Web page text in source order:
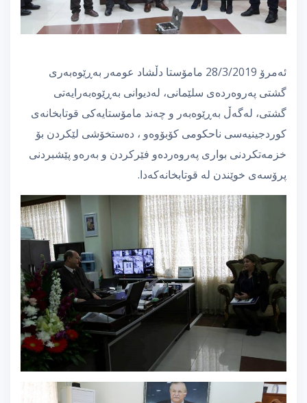
ئەمرۆ 28/3/2019 مامۆستا دڵشاد عومەر بەڕێوەبەری
گشتی پەروەردەی سلێمانی، لەدیوانی بەڕێوەبەرایەتی
گشتی، لەگەڵ بەڕێوەبەر و چەند مامۆستایەكی قوتابخانەی
كوردجینیەسی ناحكومی كۆبۆوەو ، دەستخۆشی لێكردن بۆ
خزمەتكردنی بواری پەروەردەو فێركردن و بەرەو پێشبردنی
پرۆسەی خوێندن لە قوتابخانەكەدا.